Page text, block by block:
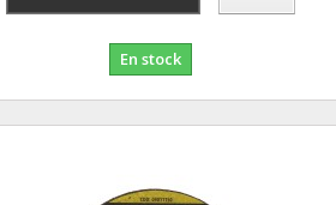
En stock